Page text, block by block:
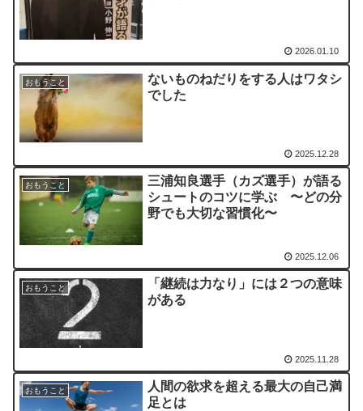
2026.01.10
おもうこと
ないものねだりをする人はワタシ
でした
2025.12.28
おもうこと
三浦知良選手（カズ選手）が語る
シュートのコツに学ぶ 〜どの分
野でも大切な習慣化〜
2025.12.06
おもうこと
「継続は力なり」には２つの意味
がある
2025.11.28
おもうこと
人間の欲求を超える最大の自己満
足とは